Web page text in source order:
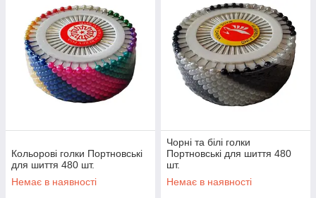
Кольорові голки Портновські
для шиття 480 шт.
Немає в наявності
Чорні та білі голки
Портновські для шиття 480
шт.
Немає в наявності